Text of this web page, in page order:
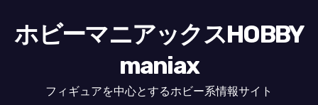
ホビーマニアックスHOBBY
maniax
フィギュアを中心とするホビー系情報サイト